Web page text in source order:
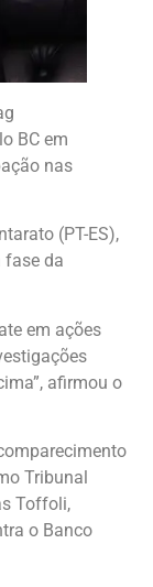
BC em
nas
(PT-ES),
fase da
em ações
afirmou o
Tribunal
Toffoli,
o Banco